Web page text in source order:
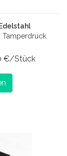
Tamperdruck.
€/Stück